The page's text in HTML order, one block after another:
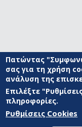
© ΠΑΝΕΠΙΣΤΗΜΙΟ ΑΙΓΑΙΟΥ
ΑΝΑΠΤΥΞΗΣ
Πατώντας
σας για τη χρήση
ανάλυση της
Επιλέξτε
πληροφορίες.
Ρυθμίσεις Cookies